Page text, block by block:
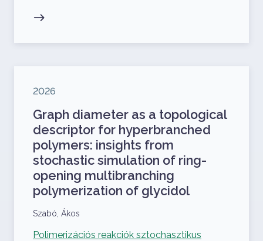
Megjelenés éve
2026
Graph diameter as a topological
descriptor for hyperbranched
polymers: insights from
stochastic simulation of ring-
opening multibranching
polymerization of glycidol
Szerzők
Szabó, Ákos
Kapcsolódó projekt
Polimerizációs reakciók sztochasztikus